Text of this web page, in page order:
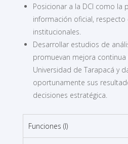
Posicionar a la DCI como la
información oficial,
institucionales.
Desarrollar estudios de
promuevan mejora continua
Universidad de Tarapacá y
oportunamente sus
decisiones estratégica.
Funciones (I)